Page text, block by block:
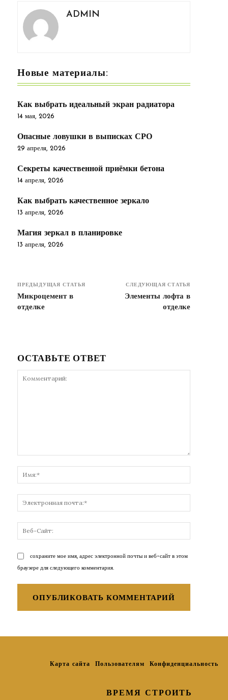
ADMIN
Новые материалы:
Как выбрать идеальный экран радиатора
14 мая, 2026
Опасные ловушки в выписках СРО
29 апреля, 2026
Секреты качественной приёмки бетона
14 апреля, 2026
Как выбрать качественное зеркало
13 апреля, 2026
Магия зеркал в планировке
13 апреля, 2026
ПРЕДЫДУЩАЯ СТАТЬЯ
Микроцемент в
отделке
СЛЕДУЮЩАЯ СТАТЬЯ
Элементы лофта в
отделке
ОСТАВЬТЕ ОТВЕТ
почта:*
Сайт:
сохраните мое имя, адрес электронной почты и веб-сайт в этом
браузере для следующего комментария.
Карта сайта Пользователям Конфиденциальность
ВРЕМЯ СТРОИТЬ